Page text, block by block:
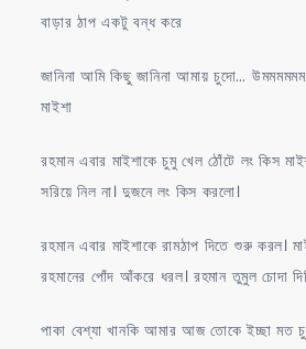
বাড়ার ঠাপ একটু বন্ধ করে
জানিনা আমি কিছু জানিনা আমায় চুদো…
মাইশা
রহমান এবার মাইশাকে চুমু খেল ঠোঁটে লং কিস
সরিয়ে নিল না। দুজনে লং কিস করলো।
রহমান এবার মাইশাকে রামঠাপ দিতে শুরু করল।
রহমানের পোঁদ আঁকরে ধরল। রহমান তুমুল চোদা
পাকা বেশ্যা খানকি আমার আজ তোকে ইচ্ছা মত